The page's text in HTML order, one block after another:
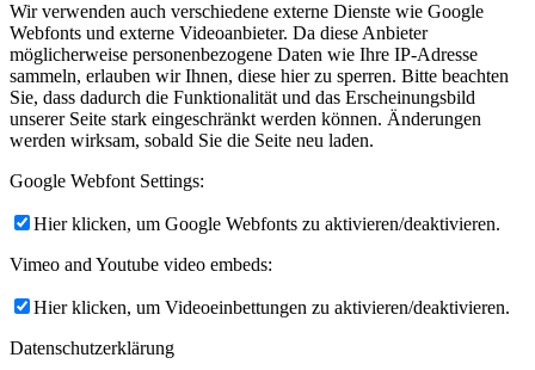
Wir verwenden auch verschiedene externe Dienste wie Google
Webfonts und externe Videoanbieter. Da diese Anbieter
möglicherweise personenbezogene Daten wie Ihre IP-Adresse
sammeln, erlauben wir Ihnen, diese hier zu sperren. Bitte beachten
Sie, dass dadurch die Funktionalität und das Erscheinungsbild
unserer Seite stark eingeschränkt werden können. Änderungen
werden wirksam, sobald Sie die Seite neu laden.
Google Webfont Settings:
Hier klicken, um Google Webfonts zu aktivieren/deaktivieren.
Vimeo and Youtube video embeds:
Hier klicken, um Videoeinbettungen zu aktivieren/deaktivieren.
Datenschutzerklärung